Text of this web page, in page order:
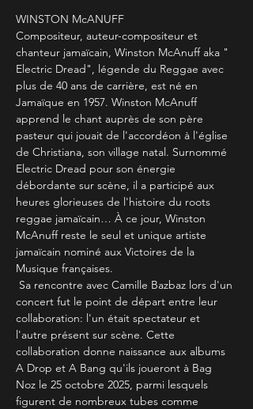
WINSTON McANUFF
Compositeur, auteur-compositeur et
chanteur jamaïcain, Winston McAnuff aka "
Electric Dread", légende du Reggae avec
plus de 40 ans de carrière, est né en
Jamaïque en 1957. Winston McAnuff
apprend le chant auprès de son père
pasteur qui jouait de l'accordéon à l'église
de Christiana, son village natal. Surnommé
Electric Dread pour son énergie
débordante sur scène, il a participé aux
heures glorieuses de l'histoire du roots
reggae jamaïcain… À ce jour, Winston
McAnuff reste le seul et unique artiste
jamaïcain nominé aux Victoires de la
Musique françaises.
concert fut le point de départ entre leur
collaboration: l'un était spectateur et
l'autre présent sur scène. Cette
collaboration donne naissance aux albums
A Drop et A Bang qu'ils joueront à Bag
Noz le 25 octobre 2025, parmi lesquels
figurent de nombreux tubes comme